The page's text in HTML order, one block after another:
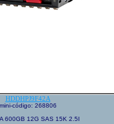
HDDHPJ9F42A
mini-código: 268806
600GB 12G SAS 15K 2.5I